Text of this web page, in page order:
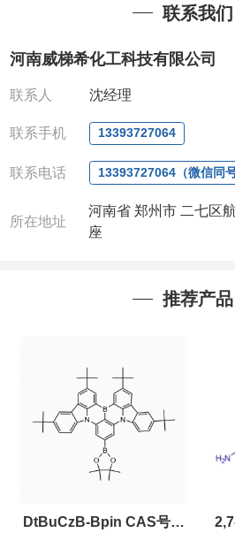
公司拥有一批长期从事精
店铺内只有部分产品，如需
产品详细价格、规格等请直
电话
:13393727064 / 0371-
电或者QQ、微信联系)
款，如果您在工作中有用到
系。出现质量问题，全额
,价格好,售后服
也可联系。
联系我们
河南威梯希化工科技有限公司
联系人 沈经理
联系手机 13393727064
联系电话 13393727064（微信同
所在地址
河南省 郑州市 二七区
座
推荐产品
DtBuCzB-Bpin CAS号：